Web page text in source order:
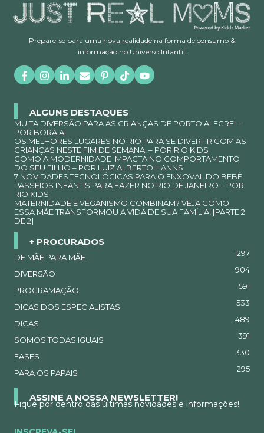
Prepare-se para uma nova realidade na forma de consumo &
informação no Universo Infantil!
ALGUNS DESTAQUES
MUITA DIVERSÃO PARA AS CRIANÇAS DE PORTO ALEGRE! –
POR BORA.AI
OS MELHORES LUGARES NO RIO PARA SE DIVERTIR COM AS
CRIANÇAS NESTE FIM DE SEMANA! – POR RIO KIDS
COMO A MODERNIDADE IMPACTA NO COMPORTAMENTO
DO SEU FILHO – POR LUIZ ALBERTO HANNS
7 NOVIDADES TECNOLÓGICAS PARA O ENXOVAL DO BEBÊ
PASSEIOS INFANTIS PARA FAZER NO RIO DE JANEIRO – POR
RIO KIDS
MATERNIDADE E VEGANISMO COMBINAM? VEJA COMO
ESSA MÃE TRANSFORMOU A VIDA DE SUA FAMÍLIA! [PARTE 2
DE 2]
+ PROCURADOS
DE MÃE PARA MÃE 1297
DIVERSÃO 904
PROGRAMAÇÃO 591
DICAS DOS ESPECIALISTAS 533
DICAS 489
SOMOS TODAS IGUAIS 391
FASES 330
PARA OS PAPAIS 295
ASSINE A NOSSA NEWSLETTER!
Fique por dentro das últimas novidades e informações!